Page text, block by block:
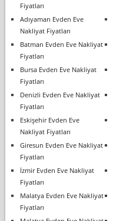
Fiyatları
Adıyaman Evden Eve
Nakliyat Fiyatları
Batman Evden Eve Nakliyat
Fiyatları
Bursa Evden Eve Nakliyat
Fiyatları
Denizli Evden Eve Nakliyat
Fiyatları
Eskişehir Evden Eve
Nakliyat Fiyatları
Giresun Evden Eve Nakliyat
Fiyatları
İzmir Evden Eve Nakliyat
Fiyatları
Malatya Evden Eve Nakliyat
Fiyatları